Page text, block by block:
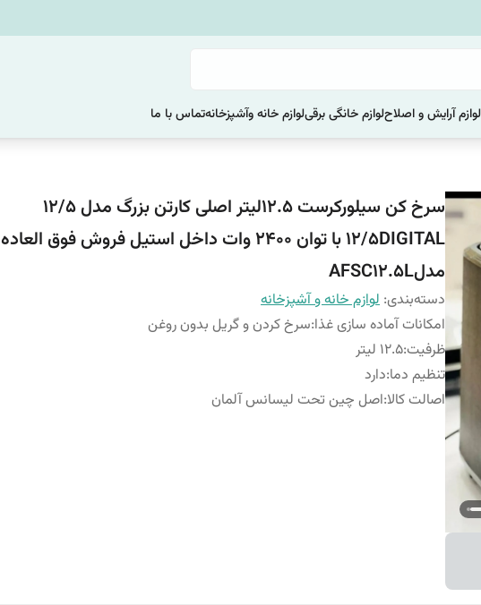
لوازم آرایش و اصلاحلوازم خانگی برقیلوازم خانه وآشپزخانهتماس با ما
سرخ کن سیلورکرست 12.5لیتر اصلی کارتن بزرگ مدل 12/5
۱۲/۵DIGITAL با توان 2400 وات داخل استیل فروش فوق العاده
مدلAFSC12.5L
دسته‌بندی: لوازم خانه و آشپزخانه
امکانات آماده سازی غذا:سرخ کردن و گریل بدون روغن
ظرفیت:۱۲.5 لیتر
تنظیم دما:دارد
اصالت کالا:اصل چین تحت لیسانس آلمان